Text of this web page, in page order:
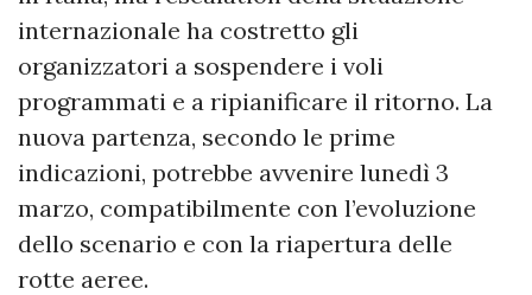
internazionale ha costretto gli
organizzatori a sospendere i voli
programmati e a ripianificare il ritorno. La
nuova partenza, secondo le prime
indicazioni, potrebbe avvenire lunedì 3
marzo, compatibilmente con l’evoluzione
dello scenario e con la riapertura delle
rotte aeree.